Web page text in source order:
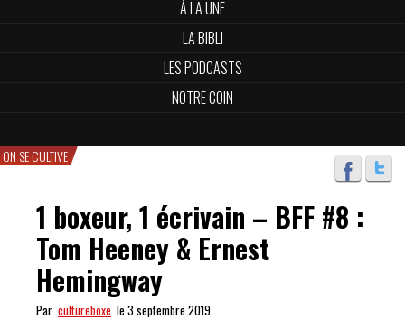
À LA UNE
LA BIBLI
LES PODCASTS
NOTRE COIN
ON SE CULTIVE
1 boxeur, 1 écrivain – BFF #8 :
Tom Heeney & Ernest
Hemingway
Par cultureboxe le 3 septembre 2019